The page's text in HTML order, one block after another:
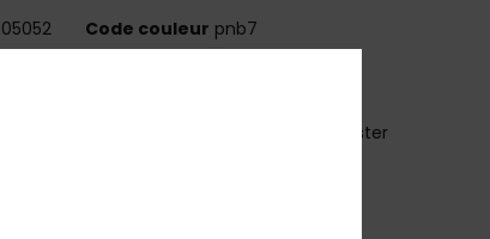
Code couleur pnb7
polyester recyclé 600D imprimé / polyester